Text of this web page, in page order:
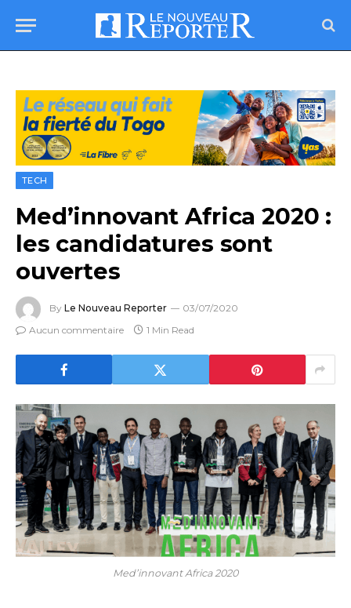
TECH
Med’innovant Africa 2020 :
les candidatures sont
ouvertes
By Le Nouveau Reporter
03/07/2020
Aucun commentaire
1 Min Read
Med’innovant Africa 2020